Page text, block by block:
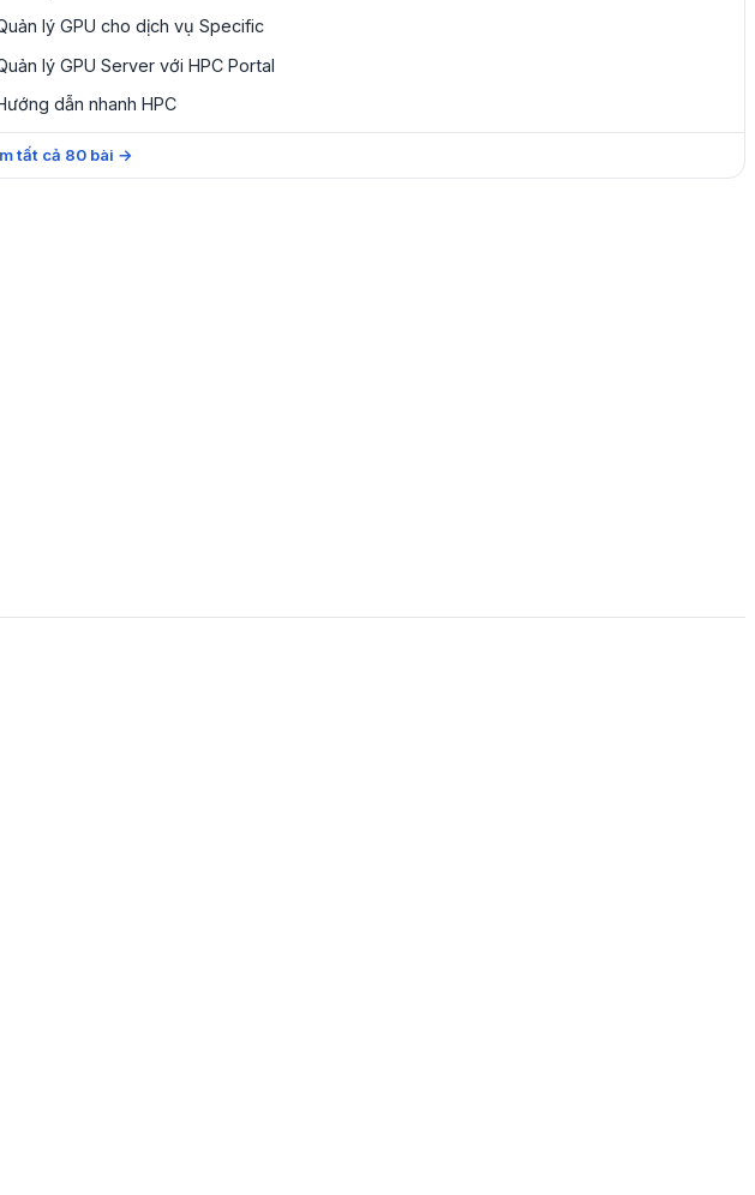
lý GPU cho dịch vụ Specific
lý GPU Server với HPC Portal
dẫn nhanh HPC
tất cả 80 bài →